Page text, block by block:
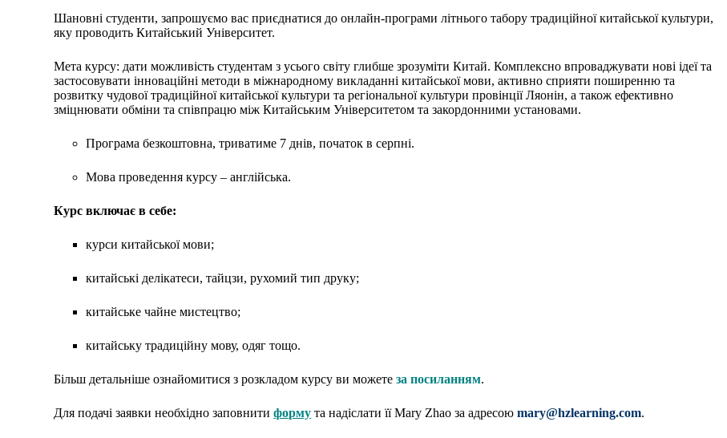
Шановні студенти, запрошуємо вас приєднатися до онлайн-програми літнього табору традиційної китайської культури,
яку проводить Китайський Університет.
Мета курсу: дати можливість студентам з усього світу глибше зрозуміти Китай. Комплексно впроваджувати нові ідеї та
застосовувати інноваційні методи в міжнародному викладанні китайської мови, активно сприяти поширенню та
розвитку чудової традиційної китайської культури та регіональної культури провінції Ляонін, а також ефективно
зміцнювати обміни та співпрацю між Китайським Університетом та закордонними установами.
Програма безкоштовна, триватиме 7 днів, початок в серпні.
Мова проведення курсу – англійська.
Курс включає в себе:
курси китайської мови;
китайські делікатеси, тайцзи, рухомий тип друку;
китайське чайне мистецтво;
китайську традиційну мову, одяг тощо.
Більш детальніше ознайомитися з розкладом курсу ви можетеза посиланням.
Для подачі заявки необхідно заповнитиформу та надіслати її Mary Zhao за адресоюmary@hzlearning.com.